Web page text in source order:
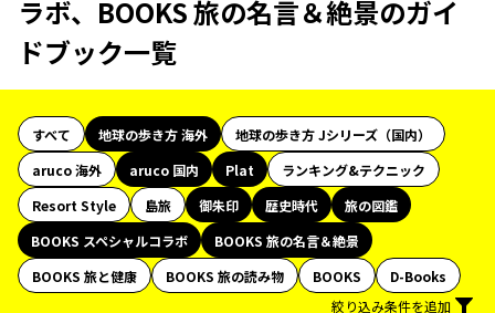
ラボ、BOOKS 旅の名言＆絶景のガイ
ドブック一覧
すべて 地球の歩き方 海外
地球の歩き方 Jシリーズ（国内）
aruco 海外
aruco 国内 Plat
ランキング&テクニック
Resort Style
島旅 御朱印 歴史時代
旅の図鑑
BOOKS スペシャルコラボ
BOOKS 旅の名言＆絶景
BOOKS 旅と健康
BOOKS 旅の読み物 BOOKS
D-Books
絞り込み条件を追加